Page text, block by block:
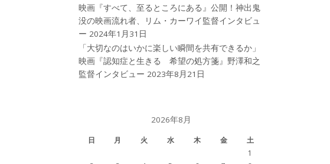
映画『すべて、至るところにある』公開！神出鬼
没の映画流れ者、リム・カーワイ監督インタビュ
ー 2024年1月31日
「大切なのはいかに楽しい瞬間を共有できるか」
映画『認知症と生きる 希望の処方箋』野澤和之
監督インタビュー 2023年8月21日
2026年8月
日 月 火 水 木 金
土
1